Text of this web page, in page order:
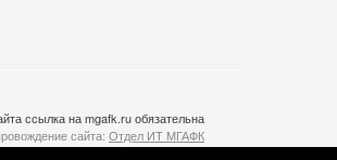
ссылка на mgafk.ru обязательна
сайта: Отдел ИТ МГАФК
управления контентом:temeshov.ru